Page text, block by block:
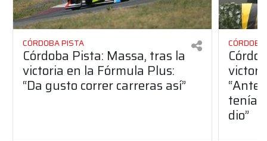
CÓRDOBA PISTA
Córdoba Pista: Massa, tras la
victoria en la Fórmula Plus:
“Da gusto correr carreras así”
dio”